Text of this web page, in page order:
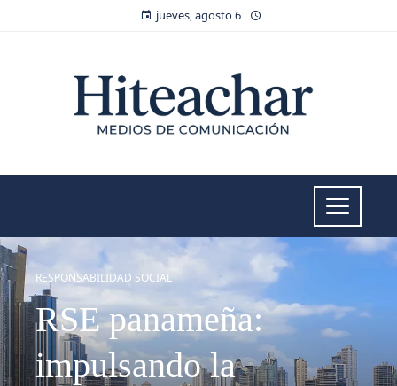
jueves, agosto 6
RESPONSABILIDAD SOCIAL
RSE panameña:
impulsando la